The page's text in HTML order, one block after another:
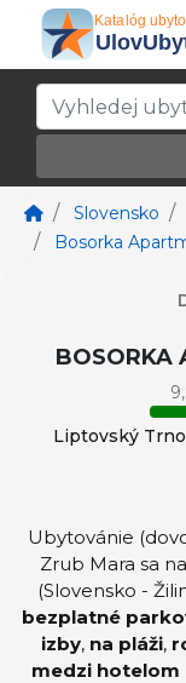
Slovensko
Bosorka
BOSORKA
Liptovský
Ubytovánie
Zrub Mara sa
(Slovensko -
bezplatné
izby, na pláži,
medzi hotelom